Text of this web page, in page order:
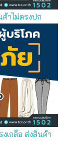
าไม่ตรงปก
เกลือ ส่งสินค้า